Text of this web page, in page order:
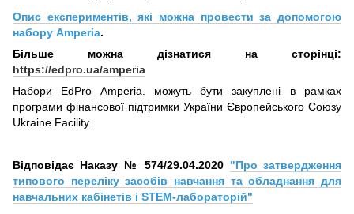
Опис експериментів, які можна провести за допомогою
набору Amperia.
Більше можна дізнатися на сторінці:
https://edpro.ua/amperia
Набори EdPro Amperia. можуть бути закуплені в рамках
програми фінансової підтримки України Європейського Союзу
Ukraine Facility.
Відповідає Наказу № 574/29.04.2020 "Про затвердження
типового переліку засобів навчання та обладнання для
навчальних кабінетів і STEM-лабораторій"